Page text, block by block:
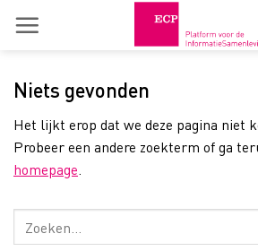
Niets gevonden
Het lijkt erop dat we deze pagina niet
Probeer een andere zoekterm of ga
homepage